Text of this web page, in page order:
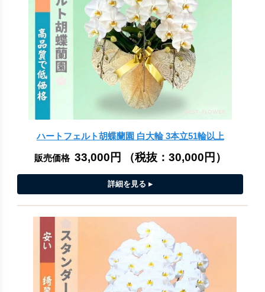
ハートフェルト胡蝶蘭園 白大輪 3本立51輪以上
販売価格 33,000円 （税抜： 30,000円 ）